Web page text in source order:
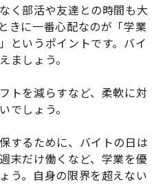
く部活や友達との時間も大
きに一番心配なのが「学業
というポイントです。バイ
ましょう。
トを減らすなど、柔軟に対
でしょう。
するために、バイトの日は
末だけ働くなど、学業を優
う。自身の限界を超えない